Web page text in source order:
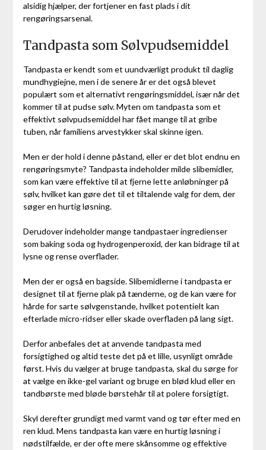
alsidig hjælper, der fortjener en fast plads i dit
rengøringsarsenal.
Tandpasta som Sølvpudsemiddel
Tandpasta er kendt som et uundværligt produkt til daglig
mundhygiejne, men i de senere år er det også blevet
populært som et alternativt rengøringsmiddel, især når det
kommer til at pudse sølv. Myten om tandpasta som et
effektivt sølvpudsemiddel har fået mange til at gribe
tuben, når familiens arvestykker skal skinne igen.
Men er der hold i denne påstand, eller er det blot endnu en
rengøringsmyte? Tandpasta indeholder milde slibemidler,
som kan være effektive til at fjerne lette anløbninger på
sølv, hvilket kan gøre det til et tiltalende valg for dem, der
søger en hurtig løsning.
Derudover indeholder mange tandpastaer ingredienser
som baking soda og hydrogenperoxid, der kan bidrage til at
lysne og rense overflader.
Men der er også en bagside. Slibemidlerne i tandpasta er
designet til at fjerne plak på tænderne, og de kan være for
hårde for sarte sølvgenstande, hvilket potentielt kan
efterlade micro-ridser eller skade overfladen på lang sigt.
Derfor anbefales det at anvende tandpasta med
forsigtighed og altid teste det på et lille, usynligt område
først. Hvis du vælger at bruge tandpasta, skal du sørge for
at vælge en ikke-gel variant og bruge en blød klud eller en
tandbørste med bløde børstehår til at polere forsigtigt.
Skyl derefter grundigt med varmt vand og tør efter med en
ren klud. Mens tandpasta kan være en hurtig løsning i
nødstilfælde, er der ofte mere skånsomme og effektive